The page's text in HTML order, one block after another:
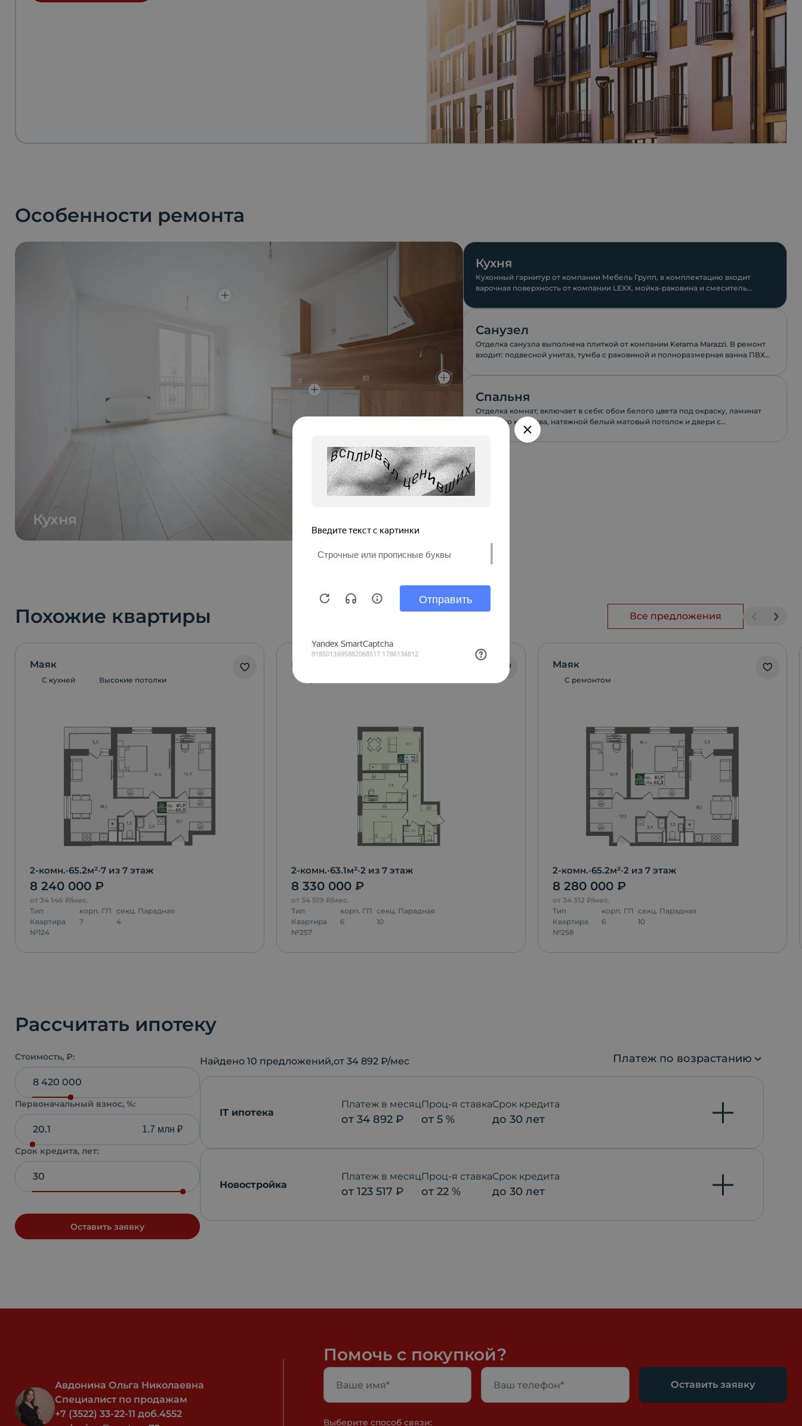
Особенности ремонта
Кухня
Кухня
Кухонный гарнитур от компании Мебель Групп, в комплектацию входит
варочная поверхность от компании LEXX, мойка-раковина и смеситель
Санузел
Отделка санузла выполнена плиткой от компании Keramа Marazzi. В ремонт
входит: подвесной унитаз, тумба с раковиной и полноразмерная ванна ПВХ
Спальня
Отделка комнат, включает в себя: обои белого цвета под окраску, ламинат
высокого качества, натяжной белый матовый потолок и двери с
качественной фурнитурой.
Похожие квартиры Все предложения
Маяк
С кухней Высокие потолки
2-комн.•65.2м²•7 из 7 этаж
8 240 000 ₽
от 34 146 ₽/мес.
Тип
Квартира
корп. ГП
7
секц. Парадная
4
№124
Маяк
2-комн.•63.1м²•2 из 7 этаж
8 330 000 ₽
от 34 519 ₽/мес.
Тип
Квартира
корп. ГП
6
секц. Парадная
10
№257
Маяк
С ремонтом
2-комн.•65.2м²•2 из 7 этаж
8 280 000 ₽
от 34 312 ₽/мес.
Тип
Квартира
корп. ГП
6
секц. Парадная
10
№258
Рассчитать ипотеку
Стоимость, ₽:
Первоначальный взнос, %:
1.7 млн ₽
Срок кредита, лет:
Оставить заявку
Найдено 10 предложений,от 34 892 ₽/мес Платеж по возрастанию
IT ипотека
Платеж в месяц
от 34 892 ₽
Проц-я ставка
от 5 %
Срок кредита
до 30 лет
Новостройка
Платеж в месяц
от 123 517 ₽
Проц-я ставка
от 22 %
Срок кредита
до 30 лет
Авдонина Ольга Николаевна
Специалист по продажам
+7 (3522) 33-22-11 доб.4552
Помочь с покупкой?
Оставить заявку
Выберите способ связи: